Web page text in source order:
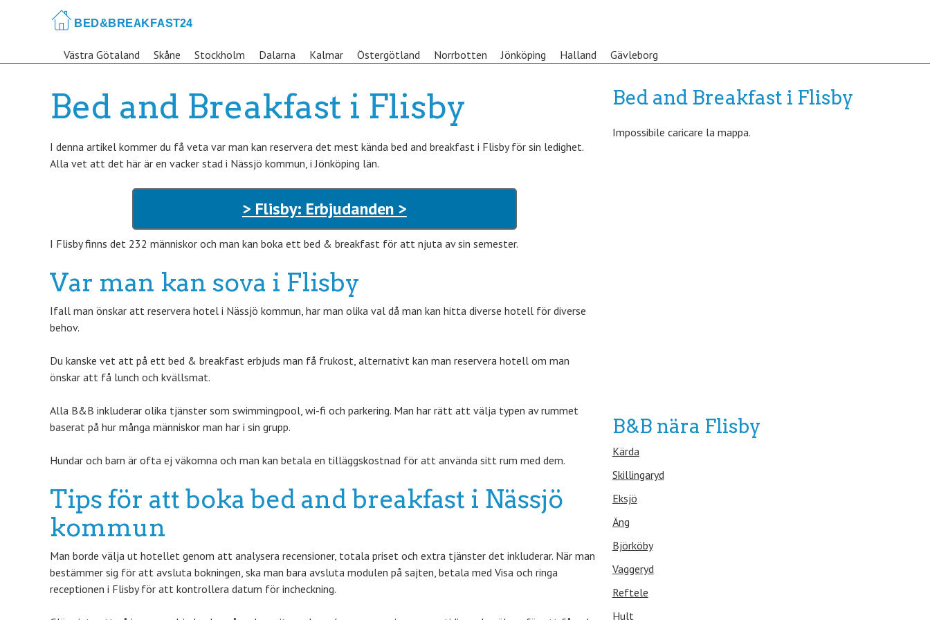
Västra Götaland Skåne Stockholm Dalarna Kalmar Östergötland Norrbotten Jönköping Halland Gävleborg
Bed and Breakfast i Flisby
I denna artikel kommer du få veta var man kan reservera det mest kända bed and breakfast i Flisby för sin ledighet.
Alla vet att det här är en vacker stad i Nässjö kommun, i Jönköping län.
> Flisby: Erbjudanden >
I Flisby finns det 232 människor och man kan boka ett bed & breakfast för att njuta av sin semester.
Var man kan sova i Flisby
Ifall man önskar att reservera hotel i Nässjö kommun, har man olika val då man kan hitta diverse hotell för diverse
behov.
Du kanske vet att på ett bed & breakfast erbjuds man få frukost, alternativt kan man reservera hotell om man
önskar att få lunch och kvällsmat.
Alla B&B inkluderar olika tjänster som swimmingpool, wi-fi och parkering. Man har rätt att välja typen av rummet
baserat på hur många människor man har i sin grupp.
Hundar och barn är ofta ej väkomna och man kan betala en tilläggskostnad för att använda sitt rum med dem.
Tips för att boka bed and breakfast i Nässjö
kommun
Man borde välja ut hotellet genom att analysera recensioner, totala priset och extra tjänster det inkluderar. När man
bestämmer sig för att avsluta bokningen, ska man bara avsluta modulen på sajten, betala med Visa och ringa
receptionen i Flisby för att kontrollera datum för incheckning.
Bed and Breakfast i Flisby
Impossibile caricare la mappa.
B&B nära Flisby
Kärda
Skillingaryd
Eksjö
Äng
Björköby
Vaggeryd
Reftele
Hult